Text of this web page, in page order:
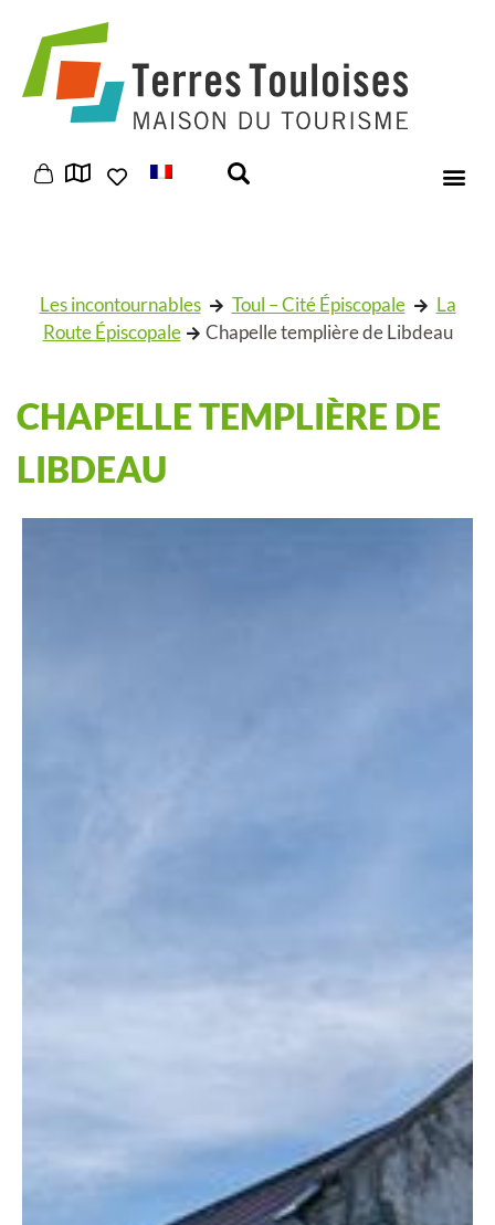
Les incontournables Toul – Cité Épiscopale
La
Route Épiscopale
Chapelle templière de Libdeau
CHAPELLE TEMPLIÈRE DE
LIBDEAU